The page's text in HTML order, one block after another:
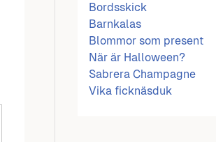
Bordsskick
Barnkalas
Blommor som present
När är Halloween?
Sabrera Champagne
Vika ficknäsduk